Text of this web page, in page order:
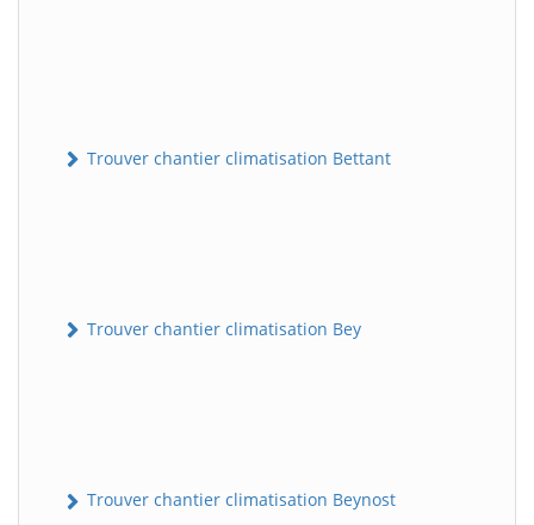
Trouver chantier climatisation Bettant
Trouver chantier climatisation Bey
Trouver chantier climatisation Beynost